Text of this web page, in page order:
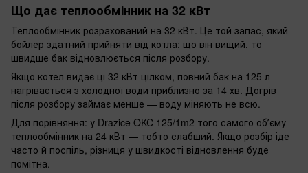
Що дає теплообмінник на 32 кВт
Теплообмінник розрахований на 32 кВт. Це той запас, який
бойлер здатний прийняти від котла: що він вищий, то
швидше бак відновлюється після розбору.
Якщо котел видає ці 32 кВт цілком, повний бак на 125 л
нагрівається з холодної води приблизно за 14 хв. Догрів
після розбору займає менше — воду міняють не всю.
Для порівняння: у Drazice OKC 125/1m2 того самого обʼєму
теплообмінник на 24 кВт — тобто слабший. Якщо розбір іде
часто й поспіль, різниця у швидкості відновлення буде
помітна.